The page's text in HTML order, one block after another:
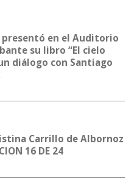
presentó en el Auditorio
su libro “El cielo
diálogo con Santiago
Carrillo de Albornoz
16 DE 24